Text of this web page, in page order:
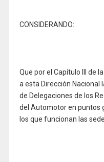
CONSIDERANDO:
Que por el Capítulo III de
a esta Dirección
de Delegaciones de los
del Automotor en puntos
los que funcionan las